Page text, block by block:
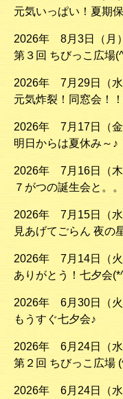
元気いっぱい！夏期保
2026年 8月3日（月）
第３回 ちびっこ広場
2026年 7月29日（水
元気炸裂！同窓会！！
2026年 7月17日（金
明日からは夏休み～♪
2026年 7月16日（木
７がつの誕生会と。。
2026年 7月15日（水
見あげてごらん 夜の
2026年 7月14日（火
ありがとう！七夕会
2026年 6月30日（火
もうすぐ七夕会♪
2026年 6月24日（水
第２回 ちびっこ広場
2026年 6月24日（水